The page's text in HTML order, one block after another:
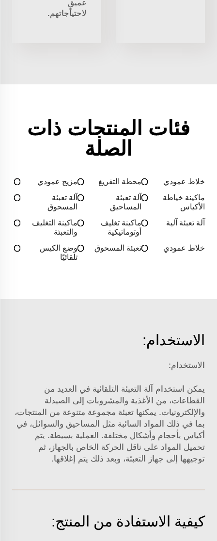
عميقٍ
لاحتياجاتهم.
فئات المنتجات ذات
الصلة
خلاط عمودي محطة التفريغ
مزيج عمودي
ماكينة خياطة
الأكياس
آلة تعبئة
المساحيق
آلة تعبئة
المسحوق
آلة تعبئة آلية
ماكينة تغليف
أوتوماتيكية
ماكينة التغليف
والتعبئة
خلاط عمودي
تعبئة المسحوق
وضع الكيس
تلقائيًا
الاستخدام:
الاستخدام:
يمكن استخدام آلة التعبئة التلقائية في العديد من
القطاعات، من الأغذية والمشروبات إلى الصيدلة
والإلكترونيات. يمكنها تعبئة مجموعة متنوعة من المنتجات،
بما في ذلك المواد السائبة مثل المساحيق والسوائل، في
أكياس بأحجام وأشكال مختلفة. العملية بسيطة. يتم
تحميل المواد على ناقل الحركة الخاص بالجهاز، ثم
توجيهها إلى جهاز التعبئة، وبعد ذلك يتم إغلاقها.
كيفية الاستفادة من المنتج: